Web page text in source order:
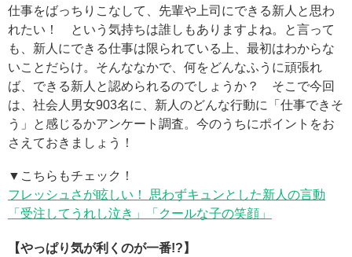
仕事をばっちりこなして、先輩や上司にできる新人と思わ
れたい！ という気持ちは誰しもありますよね。と言って
も、新人にできる仕事は限られている上、最初はわからな
いことだらけ。そんななかで、何をどんなふうに頑張れ
ば、できる新人と認められるのでしょうか？ そこで今回
は、社会人男女903名に、新人のどんな行動に「仕事できそ
う」と感じるかアンケート調査。今のうちにポイントをお
さえておきましょう！
▼こちらもチェック！
フレッシュさが眩しい！ 思わずキュンとした新人の言動
「受注してうれし泣き」「クールな子の笑顔」
【やっぱり気が利くのが一番!?】